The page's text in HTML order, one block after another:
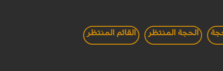
الحجة المنتظر القائم المنتظر